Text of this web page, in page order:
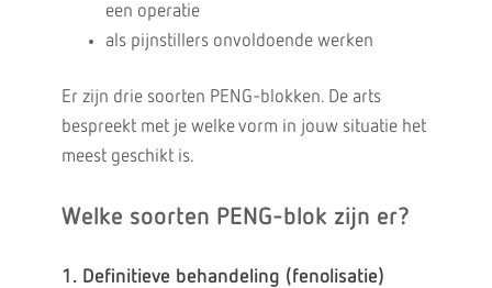
een operatie
als pijnstillers onvoldoende werken
Er zijn drie soorten PENG-blokken. De arts
bespreekt met je welke vorm in jouw situatie het
meest geschikt is.
Welke soorten PENG-blok zijn er?
1. Definitieve behandeling (fenolisatie)